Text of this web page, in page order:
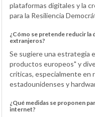
plataformas digitales y la
para la Resiliencia
¿Cómo se pretende reducir
extranjeros?
Se sugiere una estrategia
productos europeos" y
críticas, especialmente en
estadounidenses y
¿Qué medidas se proponen
internet?